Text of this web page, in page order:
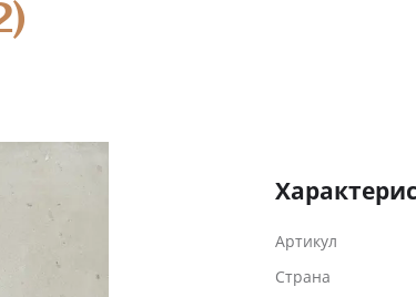
Артикул
Страна